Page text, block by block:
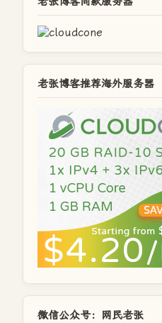
老张博客推荐海外服务器
微信公众号：网民老张